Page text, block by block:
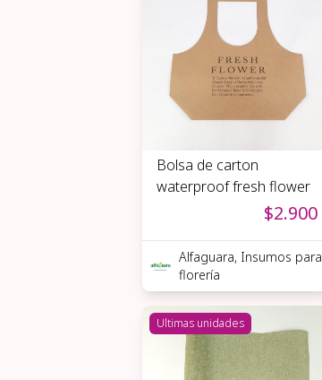
Bolsa de carton
waterproof fresh flower
$2.900
Alfaguara, Insumos para
florería
Ultimas unidades